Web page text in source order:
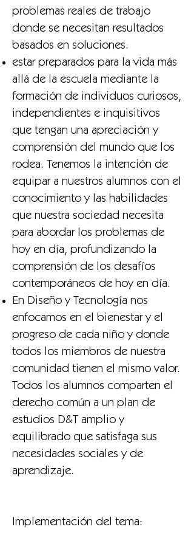
problemas reales de trabajo
donde se necesitan resultados
basados en soluciones.
estar preparados para la vida más
allá de la escuela mediante la
formación de individuos curiosos,
independientes e inquisitivos
que tengan una apreciación y
comprensión del mundo que los
rodea. Tenemos la intención de
equipar a nuestros alumnos con el
conocimiento y las habilidades
que nuestra sociedad necesita
para abordar los problemas de
hoy en día, profundizando la
comprensión de los desafíos
contemporáneos de hoy en día.
En Diseño y Tecnología nos
enfocamos en el bienestar y el
progreso de cada niño y donde
todos los miembros de nuestra
comunidad tienen el mismo valor.
Todos los alumnos comparten el
derecho común a un plan de
estudios D&T amplio y
equilibrado que satisfaga sus
necesidades sociales y de
aprendizaje.
Implementación del tema: